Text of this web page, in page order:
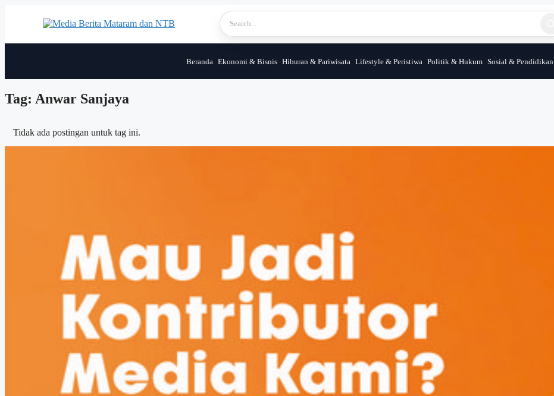
Beranda Ekonomi & Bisnis Hiburan & Pariwisata Lifestyle & Peristiwa Politik & Hukum Sosial & Pendidikan
Tag: Anwar Sanjaya
Tidak ada postingan untuk tag ini.